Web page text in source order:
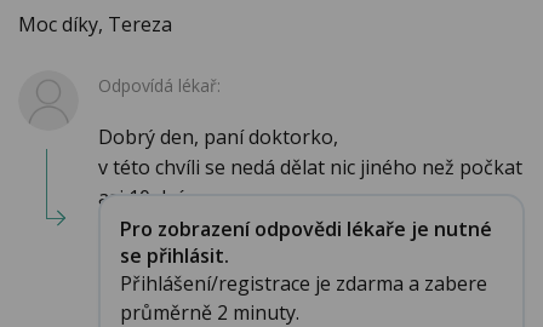
Moc díky, Tereza
Odpovídá lékař:
Dobrý den, paní doktorko,
v této chvíli se nedá dělat nic jiného než počkat
asi 10 dní a...
Pro zobrazení odpovědi lékaře je nutné
se přihlásit.
Přihlášení/registrace je zdarma a zabere
průměrně 2 minuty.